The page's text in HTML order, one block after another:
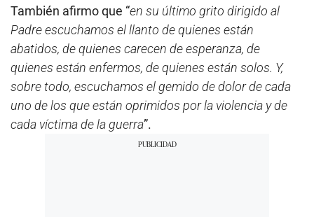
También afirmo que “en su último grito dirigido al
Padre escuchamos el llanto de quienes están
abatidos, de quienes carecen de esperanza, de
quienes están enfermos, de quienes están solos. Y,
sobre todo, escuchamos el gemido de dolor de cada
uno de los que están oprimidos por la violencia y de
cada víctima de la guerra”.